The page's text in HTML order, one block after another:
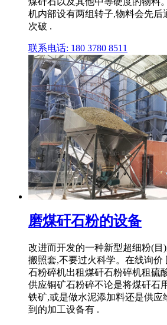
机内部设有两组转子,物料会先后
次破 .
联系电话: 180 3780 8511
磨煤矸石粉的设备
改进而开发的一种新型超细粉(目
搬照套,不要过火科学。在线询价
石粉碎机出租煤矸石粉碎机租硫
供应铜矿石粉碎不论是将煤矸石
铁矿,或是做水泥添加料还是供应
到的加工设备有 .